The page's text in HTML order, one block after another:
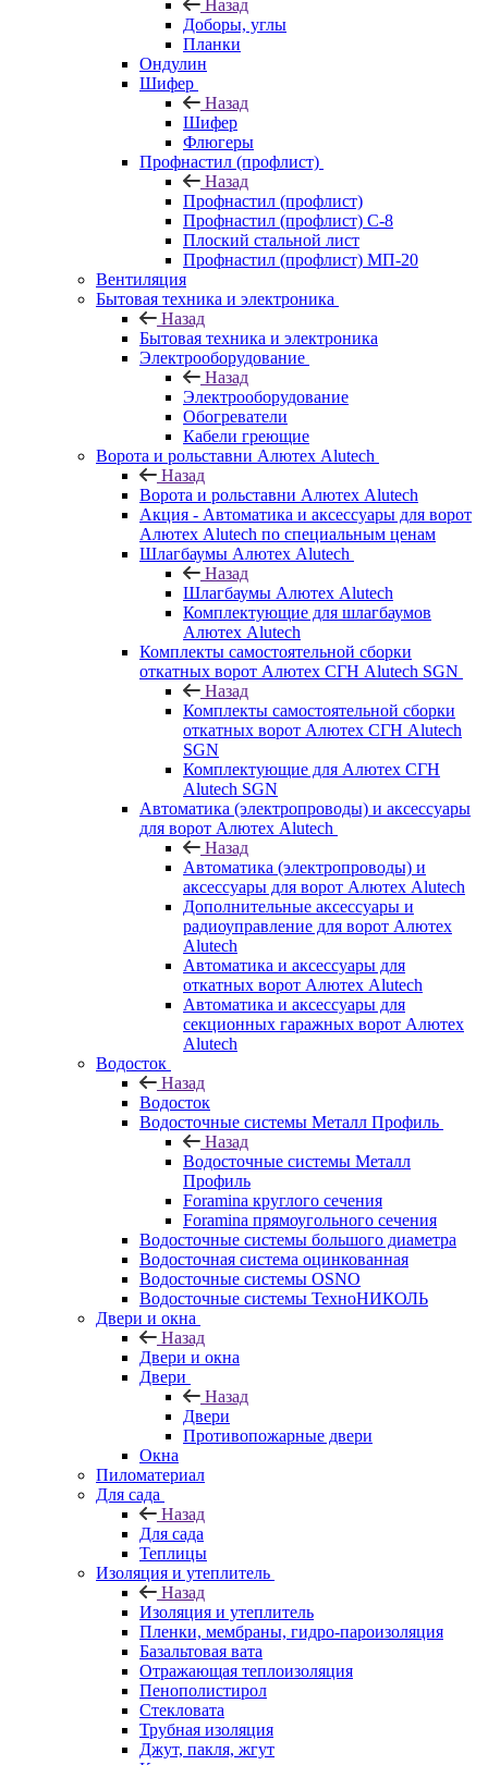
Назад
Доборы, углы
Планки
Ондулин
Шифер
Назад
Шифер
Флюгеры
Профнастил (профлист)
Назад
Профнастил (профлист)
Профнастил (профлист) С-8
Плоский стальной лист
Профнастил (профлист) МП-20
Вентиляция
Бытовая техника и электроника
Назад
Бытовая техника и электроника
Электрооборудование
Назад
Электрооборудование
Обогреватели
Кабели греющие
Ворота и рольставни Алютех Alutech
Назад
Ворота и рольставни Алютех Alutech
Акция - Автоматика и аксессуары для ворот
Алютех Alutech по специальным ценам
Шлагбаумы Алютех Alutech
Назад
Шлагбаумы Алютех Alutech
Комплектующие для шлагбаумов
Алютех Alutech
Комплекты самостоятельной сборки
откатных ворот Алютех СГН Alutech SGN
Назад
Комплекты самостоятельной сборки
откатных ворот Алютех СГН Alutech
SGN
Комплектующие для Алютех СГН
Alutech SGN
Автоматика (электропроводы) и аксессуары
для ворот Алютех Alutech
Назад
Автоматика (электропроводы) и
аксессуары для ворот Алютех Alutech
Дополнительные аксессуары и
радиоуправление для ворот Алютех
Alutech
Автоматика и аксессуары для
откатных ворот Алютех Alutech
Автоматика и аксессуары для
секционных гаражных ворот Алютех
Alutech
Водосток
Назад
Водосток
Водосточные системы Металл Профиль
Назад
Водосточные системы Металл
Профиль
Foramina круглого сечения
Foramina прямоугольного сечения
Водосточные системы большого диаметра
Водосточная система оцинкованная
Водосточные системы OSNO
Водосточные системы ТехноНИКОЛЬ
Двери и окна
Назад
Двери и окна
Двери
Назад
Двери
Противопожарные двери
Окна
Пиломатериал
Для сада
Назад
Для сада
Теплицы
Изоляция и утеплитель
Назад
Изоляция и утеплитель
Пленки, мембраны, гидро-пароизоляция
Базальтовая вата
Отражающая теплоизоляция
Пенополистирол
Стекловата
Трубная изоляция
Джут, пакля, жгут